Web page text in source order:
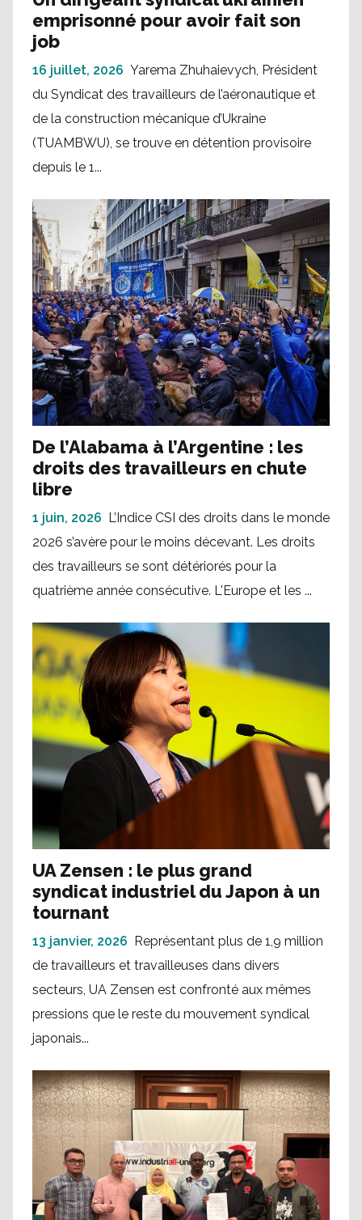
emprisonné pour avoir fait son
job
16 juillet, 2026 Yarema Zhuhaievych, Président
du Syndicat des travailleurs de l’aéronautique et
de la construction mécanique d’Ukraine
(TUAMBWU), se trouve en détention provisoire
depuis le 1...
De l’Alabama à l’Argentine : les
droits des travailleurs en chute
libre
1 juin, 2026
L’Indice CSI des droits dans le monde
2026 s’avère pour le moins décevant. Les droits
des travailleurs se sont détériorés pour la
quatrième année consécutive. L'Europe et les ...
UA Zensen : le plus grand
syndicat industriel du Japon à un
tournant
13 janvier, 2026
Représentant plus de 1,9 million
de travailleurs et travailleuses dans divers
secteurs, UA Zensen est confronté aux mêmes
pressions que le reste du mouvement syndical
japonais...